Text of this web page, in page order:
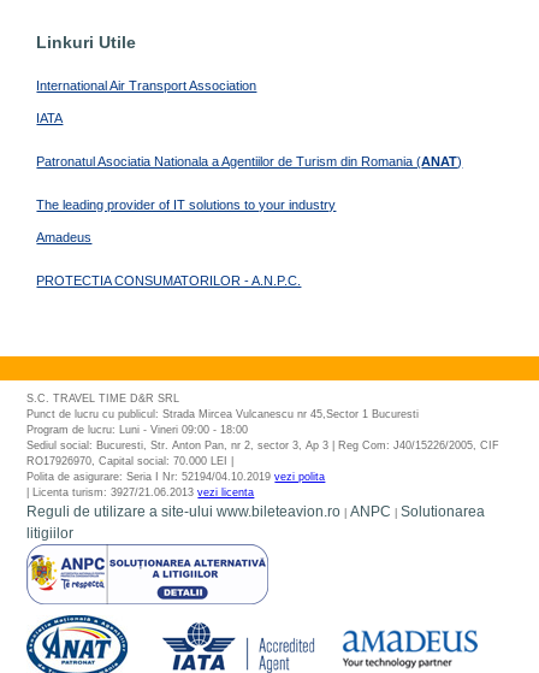
Linkuri Utile
International Air Transport Association
IATA
Patronatul Asociatia Nationala a Agentiilor de Turism din Romania (ANAT)
The leading provider of IT solutions to your industry
Amadeus
PROTECTIA CONSUMATORILOR - A.N.P.C.
S.C. TRAVEL TIME D&R SRL
Punct de lucru cu publicul: Strada Mircea Vulcanescu nr 45,Sector 1 Bucuresti
Program de lucru: Luni - Vineri 09:00 - 18:00
Sediul social: Bucuresti, Str. Anton Pan, nr 2, sector 3, Ap 3 | Reg Com: J40/15226/2005, CIF
RO17926970, Capital social: 70.000 LEI |
Polita de asigurare: Seria I Nr: 52194/04.10.2019vezi polita
| Licenta turism: 3927/21.06.2013vezi licenta
Reguli de utilizare a site-ului www.bileteavion.ro |ANPC |Solutionarea
litigiilor